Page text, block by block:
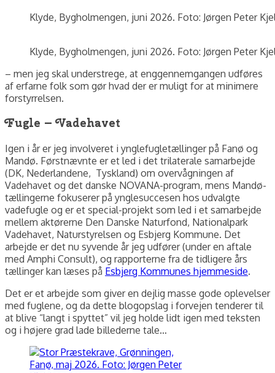
Klyde, Bygholmengen, juni 2026. Foto: Jørgen Peter
Klyde, Bygholmengen, juni 2026. Foto: Jørgen Peter
– men jeg skal understrege, at enggennemgangen udføres
af erfarne folk som gør hvad der er muligt for at minimere
forstyrrelsen.
Fugle – Vadehavet
Igen i år er jeg involveret i ynglefugletællinger på Fanø og
Mandø. Førstnævnte er et led i det trilaterale samarbejde
(DK, Nederlandene, Tyskland) om overvågningen af
Vadehavet og det danske NOVANA-program, mens Mandø-
tællingerne fokuserer på ynglesuccesen hos udvalgte
vadefugle og er et special-projekt som led i et samarbejde
mellem aktørerne Den Danske Naturfond, Nationalpark
Vadehavet, Naturstyrelsen og Esbjerg Kommune. Det
arbejde er det nu syvende år jeg udfører (under en aftale
med Amphi Consult), og rapporterne fra de tidligere års
tællinger kan læses på Esbjerg Kommunes hjemmeside.
Det er et arbejde som giver en dejlig masse gode oplevelser
med fuglene, og da dette blogopslag i forvejen tenderer til
at blive “langt i spyttet” vil jeg holde lidt igen med teksten
og i højere grad lade billederne tale…